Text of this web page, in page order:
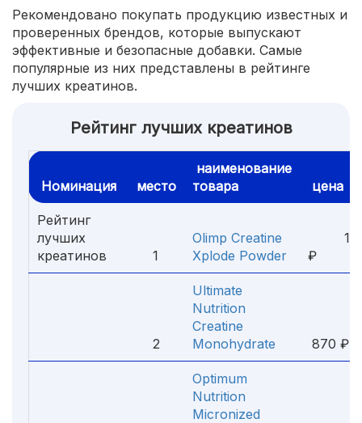
Рекомендовано покупать продукцию известных и
проверенных брендов, которые выпускают
эффективные и безопасные добавки. Самые
популярные из них представлены в рейтинге
лучших креатинов.
Рейтинг лучших креатинов
Номинация место
наименование
товара
цена
Рейтинг
лучших
креатинов
1
Olimp Creatine
Xplode Powder
1
₽
2
Ultimate
Nutrition
Creatine
Monohydrate
870 ₽
Optimum
Nutrition
Micronized